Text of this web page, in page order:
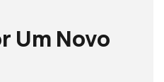
Um Novo